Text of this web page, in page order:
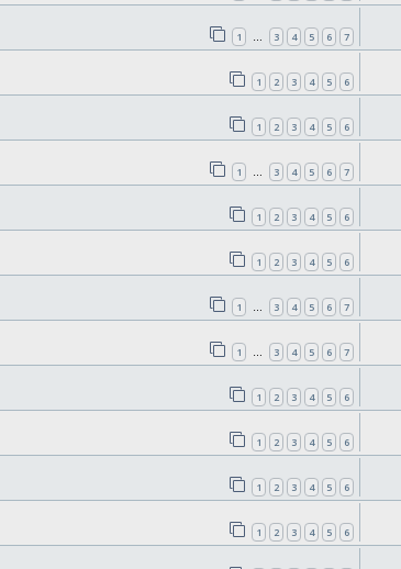
1 … 3 4 5 6 7
1 2 3 4 5 6
1 2 3 4 5 6
1 … 3 4 5 6 7
1 2 3 4 5 6
1 2 3 4 5 6
1 … 3 4 5 6 7
1 … 3 4 5 6 7
1 2 3 4 5 6
1 2 3 4 5 6
1 2 3 4 5 6
1 2 3 4 5 6